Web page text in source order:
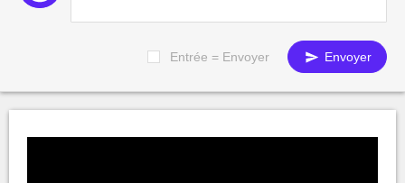
Entrée = Envoyer Envoyer